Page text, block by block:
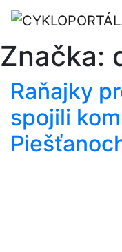
Značka:
Raňajky
spojili